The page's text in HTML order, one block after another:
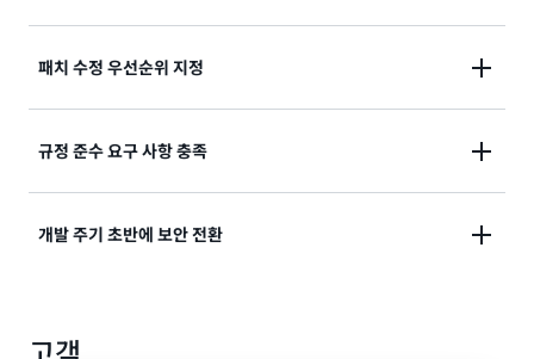
성을 자동으로 발견하고 취약성 라우팅을 가속화하며
MTTR을 단축합니다.
패치 수정 우선순위 지정
성을 사용하여 상황에 맞는 위험 점수를 생성하여 취약
한 리소스의 우선순위를 지정하고 해결합니다.
규정 준수 요구 사항 충족
타 규정에 대한 규정 준수 요구 사항 및 모범 사례를 지원
개발 주기 초반에 보안 전환
링된 리소스에 대한 통합된 SBOM을 내보냅니다.